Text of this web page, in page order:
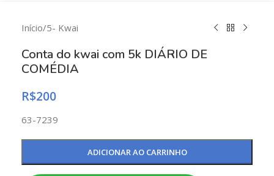
Início/5- Kwai
Conta do kwai com 5k DIÁRIO DE
COMÉDIA
R$200
63-7239
ADICIONAR AO CARRINHO